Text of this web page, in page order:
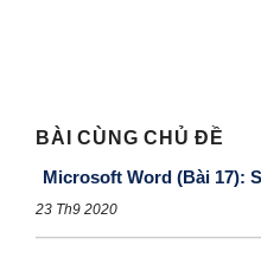
BÀI CÙNG CHỦ ĐỀ
Microsoft Word (Bài 17):
23 Th9 2020